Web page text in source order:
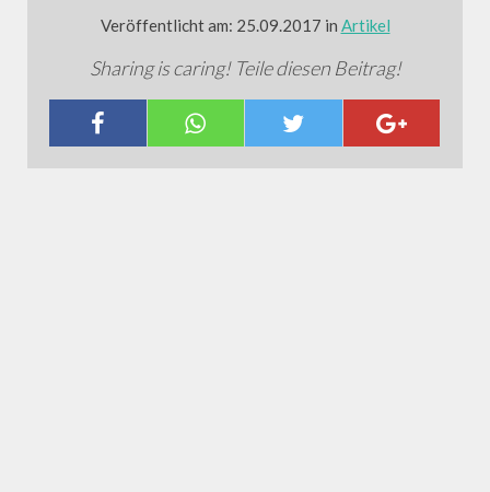
Veröffentlicht am: 25.09.2017 in Artikel
Sharing is caring! Teile diesen Beitrag!